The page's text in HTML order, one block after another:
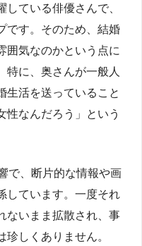
ている俳優さんで、
です。そのため、結婚
囲気なのかという点に
特に、奥さんが一般人
生活を送っていること
性なんだろう」という
で、断片的な情報や画
しています。一度それ
ないまま拡散され、事
しくありません。